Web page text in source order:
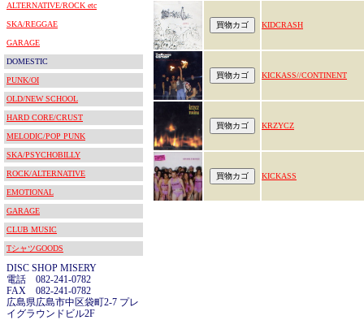
ALTERNATIVE/ROCK etc
SKA/REGGAE
GARAGE
DOMESTIC
PUNK/OI
OLD/NEW SCHOOL
HARD CORE/CRUST
MELODIC/POP PUNK
SKA/PSYCHOBILLY
ROCK/ALTERNATIVE
EMOTIONAL
GARAGE
CLUB MUSIC
TシャツGOODS
DISC SHOP MISERY
電話 082-241-0782
FAX 082-241-0782
広島県広島市中区袋町2-7 プレ
イグラウンドビル2F
KIDCRASH
KICKASS//CONTINENT
KRZYCZ
KICKASS